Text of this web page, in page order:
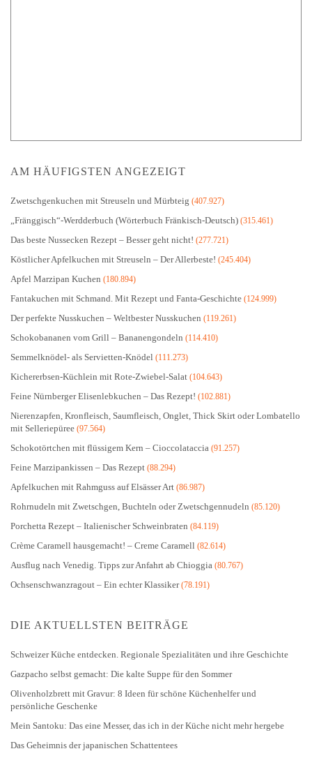
AM HÄUFIGSTEN ANGEZEIGT
Zwetschgenkuchen mit Streuseln und Mürbteig (407.927)
„Fränggisch“-Werdderbuch (Wörterbuch Fränkisch-Deutsch) (315.461)
Das beste Nussecken Rezept – Besser geht nicht! (277.721)
Köstlicher Apfelkuchen mit Streuseln – Der Allerbeste! (245.404)
Apfel Marzipan Kuchen (180.894)
Fantakuchen mit Schmand. Mit Rezept und Fanta-Geschichte (124.999)
Der perfekte Nusskuchen – Weltbester Nusskuchen (119.261)
Schokobananen vom Grill – Bananengondeln (114.410)
Semmelknödel- als Servietten-Knödel (111.273)
Kichererbsen-Küchlein mit Rote-Zwiebel-Salat (104.643)
Feine Nürnberger Elisenlebkuchen – Das Rezept! (102.881)
Nierenzapfen, Kronfleisch, Saumfleisch, Onglet, Thick Skirt oder Lombatello
mit Selleriepüree (97.564)
Schokotörtchen mit flüssigem Kern – Cioccolataccia (91.257)
Feine Marzipankissen – Das Rezept (88.294)
Apfelkuchen mit Rahmguss auf Elsässer Art (86.987)
Rohrnudeln mit Zwetschgen, Buchteln oder Zwetschgennudeln (85.120)
Porchetta Rezept – Italienischer Schweinbraten (84.119)
Crème Caramell hausgemacht! – Creme Caramell (82.614)
Ausflug nach Venedig. Tipps zur Anfahrt ab Chioggia (80.767)
Ochsenschwanzragout – Ein echter Klassiker(78.191)
DIE AKTUELLSTEN BEITRÄGE
Schweizer Küche entdecken. Regionale Spezialitäten und ihre Geschichte
Gazpacho selbst gemacht: Die kalte Suppe für den Sommer
Olivenholzbrett mit Gravur: 8 Ideen für schöne Küchenhelfer und
persönliche Geschenke
Mein Santoku: Das eine Messer, das ich in der Küche nicht mehr hergebe
Das Geheimnis der japanischen Schattentees